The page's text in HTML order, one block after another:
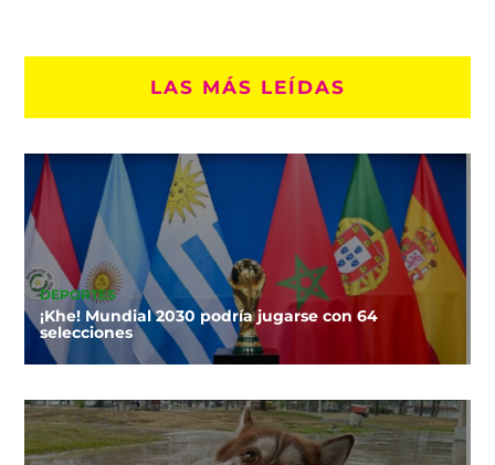
LAS MÁS LEÍDAS
DEPORTES
¡Khe! Mundial 2030 podría jugarse con 64
selecciones